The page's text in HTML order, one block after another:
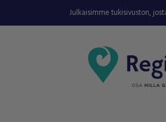
Julkaisimme tukisivuston,